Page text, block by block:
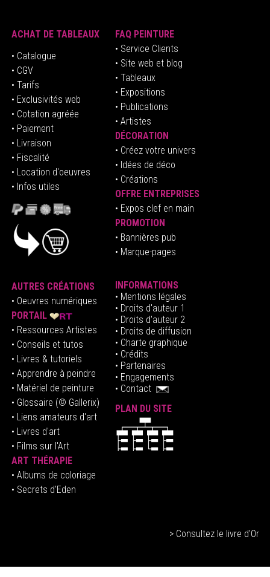
ACHAT DE TABLEAUX
• Catalogue
• CGV
• Tarifs
• Exclusivités web
• Cotation agréée
• Paiement
• Livraison
• Fiscalité
• Location d'oeuvres
• Infos utiles
FAQ PEINTURE
• Service Clients
• Site web et blog
• Tableaux
• Expositions
• Publications
• Artistes
DÉCORATION
• Créez votre univers
• Idées de déco
• Créations
OFFRE ENTREPRISES
• Expos clef en main
PROMOTION
• Bannières pub
• Marque-pages
AUTRES CRÉATIONS
• Oeuvres numériques
PORTAIL
• Ressources Artistes
• Conseils et tutos
• Livres & tutoriels
• Apprendre à peindre
• Matériel de peinture
• Glossaire (© Gallerix)
• Liens amateurs d'art
• Livres d'art
• Films sur l'Art
ART THÉRAPIE
• Albums de coloriage
• Secrets d'Eden
INFORMATIONS
• Mentions légales
• Droits d'auteur1
• Droits d'auteur 2
• Droits de diffusion
• Charte graphique
• Crédits
• Partenaires
• Engagements
• Contact
PLAN DU SITE
> Consultez le livre d'Or